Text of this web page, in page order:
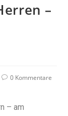
–
0 Kommentare
– am